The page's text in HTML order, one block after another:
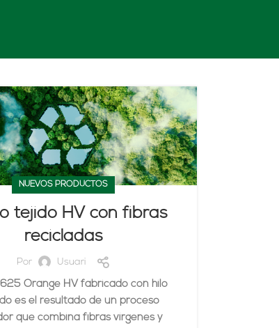
NUEVOS PRODUCTOS
tejido HV con fibras
recicladas
Por Usuari
Orange HV fabricado con hilo
es el resultado de un proceso
que combina fibras vírgenes y